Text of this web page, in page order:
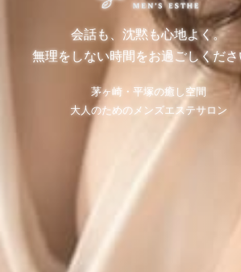
会話も、沈黙も心地よく。
無理をしない時間をお過ごしくださ
茅ヶ崎・平塚の癒し空間
大人のためのメンズエステサロン